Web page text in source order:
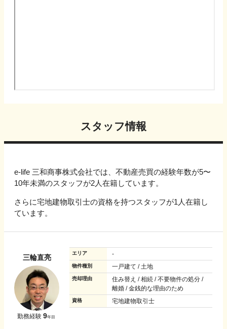
スタッフ情報
e-life 三和商事株式会社では、不動産売買の経験年数が5〜
10年未満のスタッフが2人在籍しています。
さらに宅地建物取引士の資格を持つスタッフが1人在籍し
ています。
三輪直亮
勤務経験 9年目
エリア -
物件種別 一戸建て / 土地
売却理由
住み替え / 相続 / 不要物件の処分 /
離婚 / 金銭的な理由のため
資格 宅地建物取引士